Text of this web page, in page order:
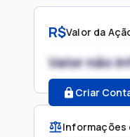
R$Valor da
Valor não
Criar
Informações